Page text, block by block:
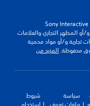
أو المظهر التجاري والعلامات
تجارية و/أو مواد محمية
محفوظة. المزيد من
سياسة
ملفات تعريف
شروط
استخدام